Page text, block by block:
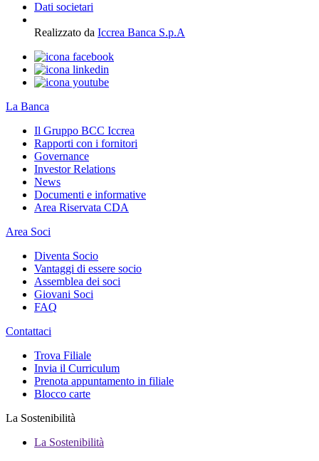
Dati societari
Realizzato da Iccrea Banca S.p.A
La Banca
Il Gruppo BCC Iccrea
Rapporti con i fornitori
Governance
Investor Relations
News
Documenti e informative
Area Riservata CDA
Area Soci
Diventa Socio
Vantaggi di essere socio
Assemblea dei soci
Giovani Soci
FAQ
Contattaci
Trova Filiale
Invia il Curriculum
Prenota appuntamento in filiale
Blocco carte
La Sostenibilità
La Sostenibilità